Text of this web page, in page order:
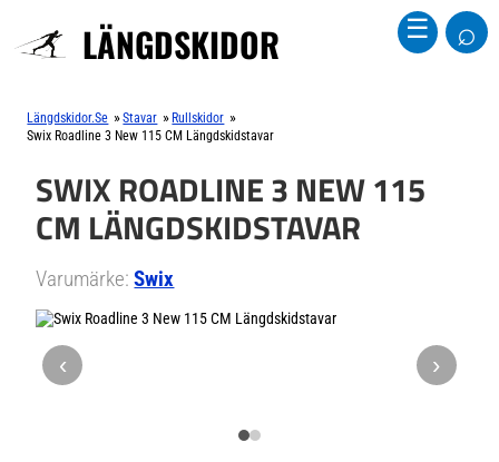
LÄNGDSKIDOR ☰ ⌕
Längdskidor.se »Stavar » Rullskidor »
Swix Roadline 3 New 115 CM Längdskidstavar
SWIX ROADLINE 3 NEW 115
CM LÄNGDSKIDSTAVAR
Varumärke:Swix
‹ ›